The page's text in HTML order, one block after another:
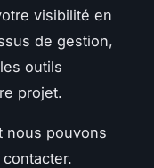
visibilité en
de gestion,
outils
projet.
nous pouvons